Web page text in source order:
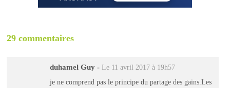
29 commentaires
duhamel Guy - Le 11 avril 2017 à 19h57
je ne comprend pas le principe du partage des gains.Les